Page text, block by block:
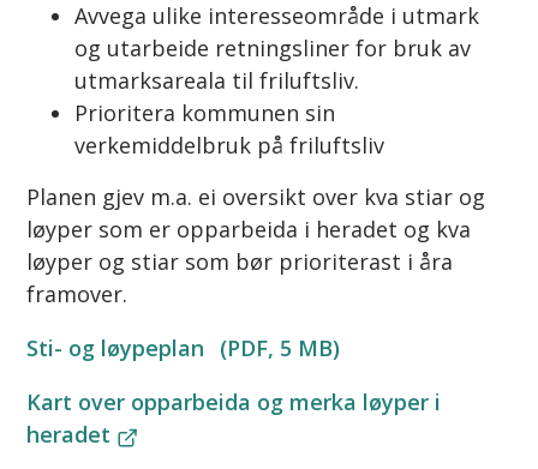
Avvega ulike interesseområde i utmark
og utarbeide retningsliner for bruk av
utmarksareala til friluftsliv.
Prioritera kommunen sin
verkemiddelbruk på friluftsliv
Planen gjev m.a. ei oversikt over kva stiar og
løyper som er opparbeida i heradet og kva
løyper og stiar som bør prioriterast i åra
framover.
Sti- og løypeplan
(PDF, 5 MB)
Kart over opparbeida og merka løyper i
heradet